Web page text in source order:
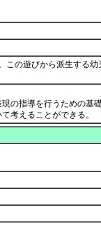
の遊びから派生する
の指導を行うための基
考えることができる。